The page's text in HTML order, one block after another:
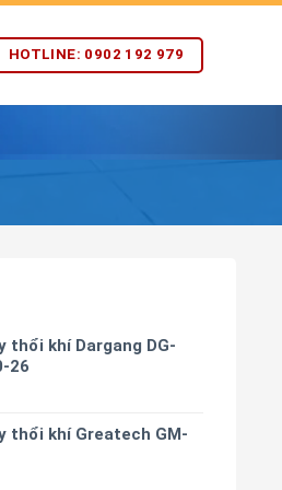
HOTLINE: 0902 192 979
thổi khí Dargang DG-
26
thổi khí Greatech GM-